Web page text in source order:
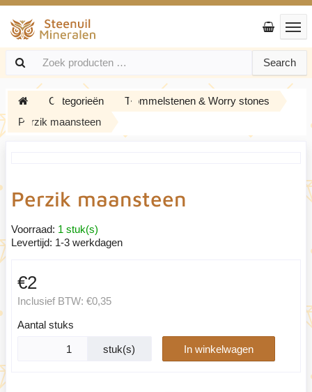
Search
Categorieën
Trommelstenen & Worry stones
Perzik maansteen
Perzik maansteen
Voorraad: 1 stuk(s)
Levertijd: 1-3 werkdagen
€2
Inclusief BTW: €0,35
Aantal stuks
stuk(s) In winkelwagen